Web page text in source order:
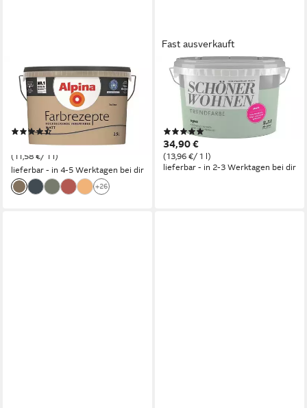
ALPINA
Wand- und Deckenfarbe
Farbrezepte 2,5 Liter Tea
Time - Warmes Beige
(84)
28,95 €
(11,58 €/ 1 l)
lieferbar - in 4-5 Werktagen bei dir
+26
Fast ausverkauft
SCHÖNER WOHNEN FARBE
Wand- und Deckenfarbe Spa,
Tropf- und spritzgehemmt,
Lösemittelfrei
(3)
34,90 €
(13,96 €/ 1 l)
lieferbar - in 2-3 Werktagen bei dir